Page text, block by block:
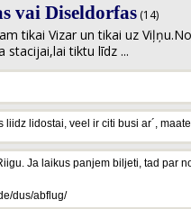
vai Diseldorfas (14)
tikai Vizar un tikai uz
stacijai,lai tiktu līdz ...
liidz lidostai, veel ir citi busi ar´,
Ja laikus panjem biljeti, tad par
dus/abflug/